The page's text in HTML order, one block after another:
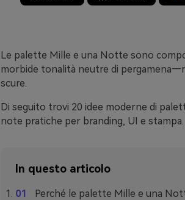
Le palette Mille e una Notte sono
morbide tonalità neutre di
scure.
Di seguito trovi 20 idee moderne di
note pratiche per branding, UI e stampa.
In questo articolo
Perché le palette Mille e una